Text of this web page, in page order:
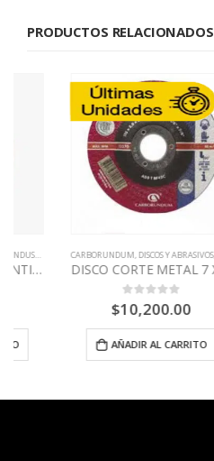
PRODUCTOS RELACIONADOS
,NORTON
CARBORUNDUM,DISCOS Y ABRASIVOS,FERRETERIA INDUSTRIAL
DISCO CORTE METAL 7 X 1/8 -V
out of 5
10,200.00
AÑADIR AL CARRITO